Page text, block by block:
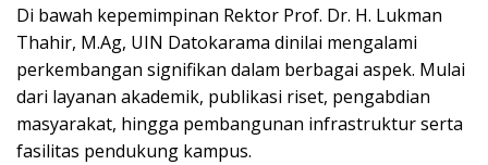
Di bawah kepemimpinan Rektor Prof. Dr. H. Lukman
Thahir, M.Ag, UIN Datokarama dinilai mengalami
perkembangan signifikan dalam berbagai aspek. Mulai
dari layanan akademik, publikasi riset, pengabdian
masyarakat, hingga pembangunan infrastruktur serta
fasilitas pendukung kampus.